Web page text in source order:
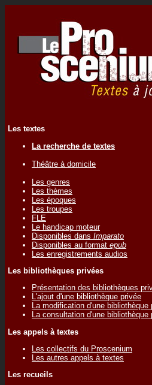
Les textes
La recherche de textes
Théâtre à domicile
Les genres
Les thèmes
Les époques
Les troupes
FLE
Le handicap moteur
Disponibles dans Imparato
Disponibles au format epub
Les enregistrements audios
Les bibliothèques privées
Présentation des bibliothèques
L'ajout d'une bibliothèque privée
La modification d'une bibliothèque
La consultation d'une bibliothèque
Les appels à textes
Les collectifs du Proscenium
Les autres appels à textes
Les recueils